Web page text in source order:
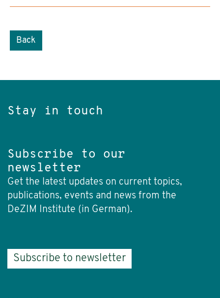
Back
Stay in touch
Subscribe to our
newsletter
Get the latest updates on current topics,
publications, events and news from the
DeZIM Institute (in German).
Subscribe to newsletter